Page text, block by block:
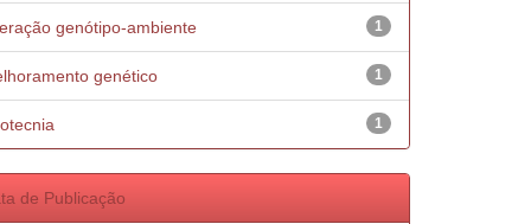
1
genótipo-ambiente
1
genético
1
de Publicação